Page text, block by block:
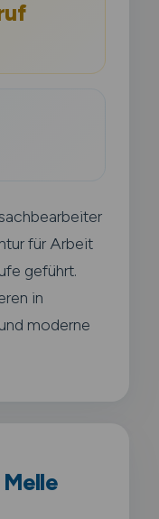
für Arbeit
geführt.
in
moderne